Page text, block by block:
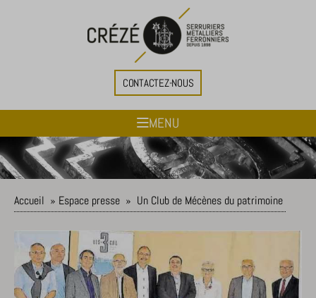
CONTACTEZ-NOUS
MENU
Accueil » Espace presse » Un Club de Mécènes du patrimoine